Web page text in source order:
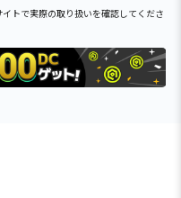
トで実際の取り扱いを確認してくださ